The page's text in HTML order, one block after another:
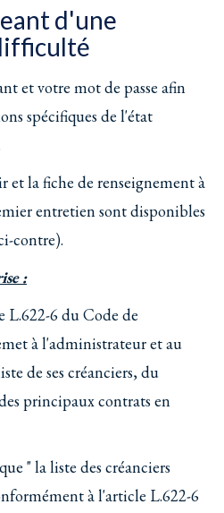
d'une
et votre mot de passe afin
spécifiques de l'état
et la fiche de renseignement à
entretien sont disponibles
contre).
:
6 du Code de
à l'administrateur et au
de ses créanciers, du
principaux contrats en
" la liste des créanciers
à l'article L.622-6